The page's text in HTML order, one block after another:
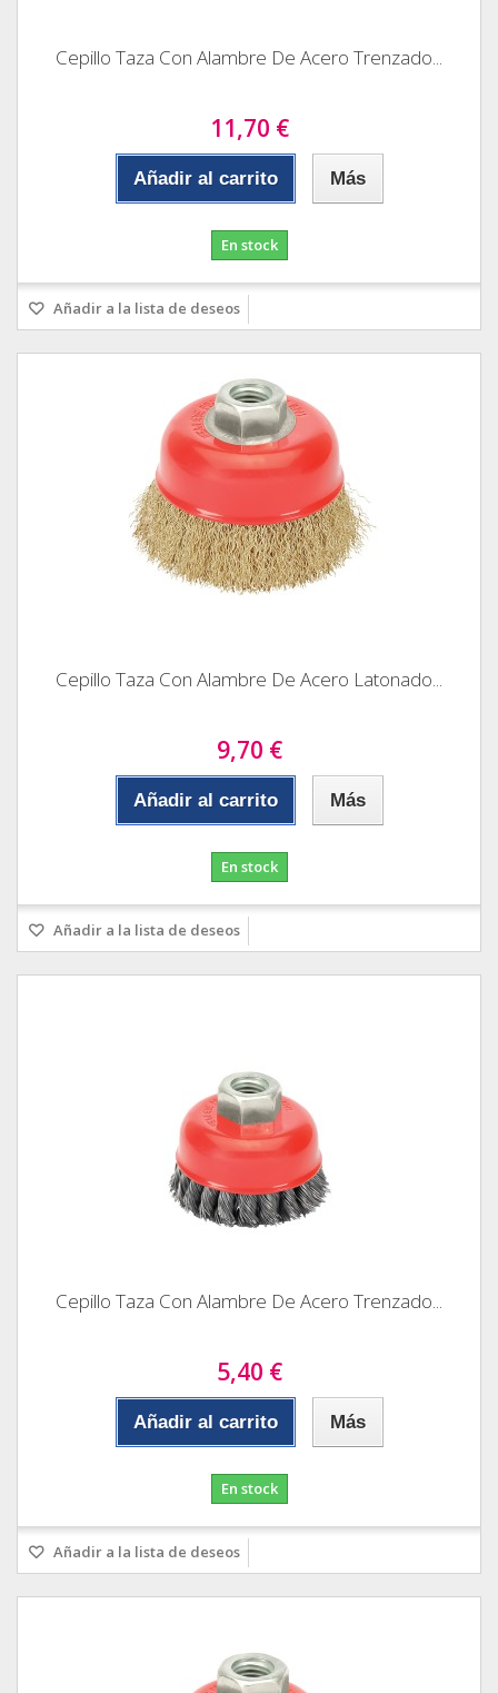
Cepillo Taza Con Alambre De Acero Trenzado...
11,70 €
Añadir al carrito Más
En stock
Añadir a la lista de deseos
Cepillo Taza Con Alambre De Acero Latonado...
9,70 €
Añadir al carrito Más
En stock
Añadir a la lista de deseos
Cepillo Taza Con Alambre De Acero Trenzado...
5,40 €
Añadir al carrito Más
En stock
Añadir a la lista de deseos